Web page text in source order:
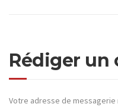
Rédiger un
Votre adresse de messagerie